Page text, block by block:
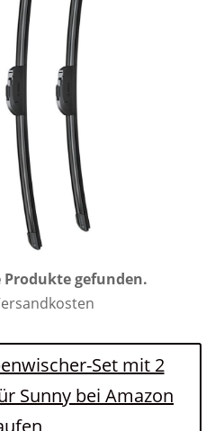
Produkte gefunden.
Set mit 2
Sunny bei Amazon